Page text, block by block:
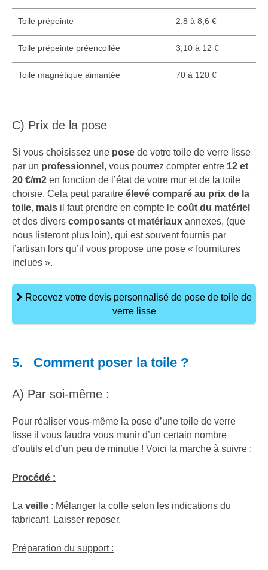
Toile prépeinte 2,8 à 8,6 €
Toile prépeinte préencollée 3,10 à 12 €
Toile magnétique aimantée 70 à 120 €
C) Prix de la pose
Si vous choisissez une pose de votre toile de verre lisse
par un professionnel , vous pourrez compter entre 12 et
20 €/m2 en fonction de l’état de votre mur et de la toile
choisie. Cela peut paraitre élevé comparé au prix de la
toile, mais il faut prendre en compte le coût du matériel
et des divers composants et matériaux annexes, (que
nous listeront plus loin), qui est souvent fournis par
l’artisan lors qu’il vous propose une pose « fournitures
inclues ».
Recevez votre devis personnalisé de pose de toile de
verre lisse
5. Comment poser la toile ?
A) Par soi-même :
Pour réaliser vous-même la pose d’une toile de verre
lisse il vous faudra vous munir d’un certain nombre
d’outils et d’un peu de minutie ! Voici la marche à suivre :
Procédé :
La veille : Mélanger la colle selon les indications du
fabricant. Laisser reposer.
Préparation du support :